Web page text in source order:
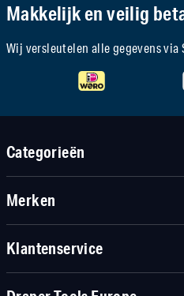
Makkelijk en veilig
Wij versleutelen alle gegevens via
Categorieën
Merken
Klantenservice